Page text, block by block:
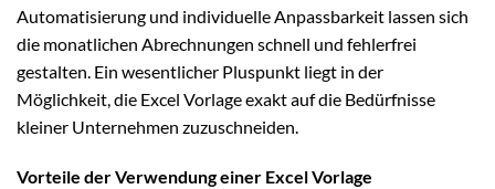
Automatisierung und individuelle Anpassbarkeit lassen sich
die monatlichen Abrechnungen schnell und fehlerfrei
gestalten. Ein wesentlicher Pluspunkt liegt in der
Möglichkeit, die Excel Vorlage exakt auf die Bedürfnisse
kleiner Unternehmen zuzuschneiden.
Vorteile der Verwendung einer Excel Vorlage